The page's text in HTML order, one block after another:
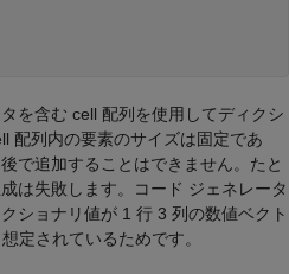
を含む cell 配列を使用してディクシ
配列内の要素のサイズは固定であ
で追加することはできません。たと
は失敗します。コード ジェネレータ
ショナリ値が 1 行 3 列の数値ベクト
定されているためです。